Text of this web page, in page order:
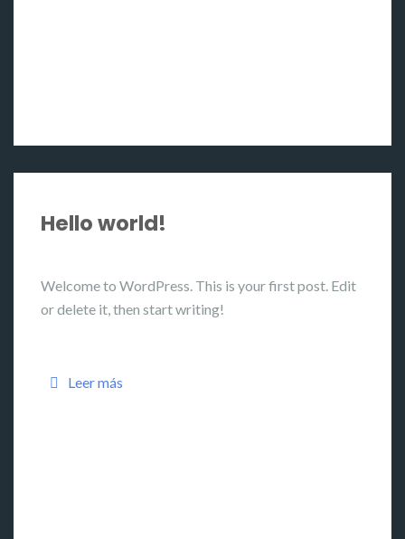
Hello world!
Welcome to WordPress. This is your first post. Edit
or delete it, then start writing!
Leer más